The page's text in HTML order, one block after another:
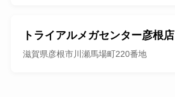
トライアルメガセンター彦根店
滋賀県彦根市川瀬馬場町220番地